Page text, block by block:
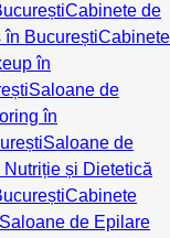
Cabinete de
în BucureștiCabinete
în
Saloane de
în
Saloane de
și Dietetică
Cabinete
Saloane de Epilare